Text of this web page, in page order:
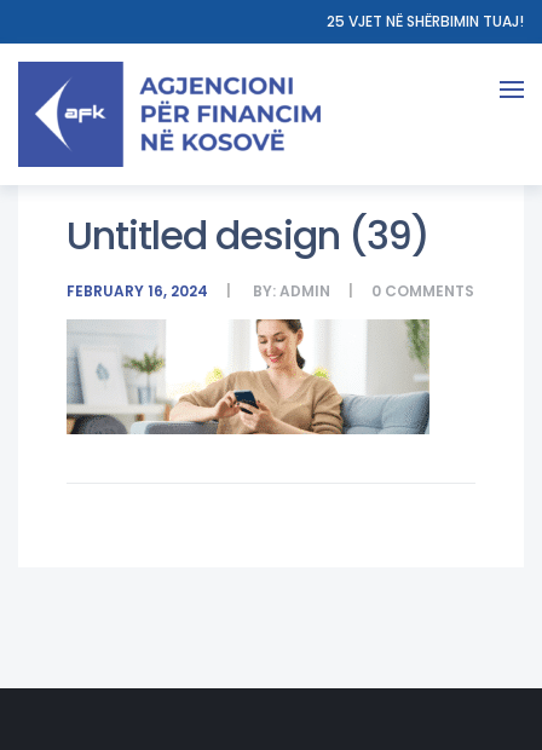
25 VJET NË SHËRBIMIN TUAJ!
Untitled design (39)
FEBRUARY 16, 2024 BY:ADMIN 0 COMMENTS